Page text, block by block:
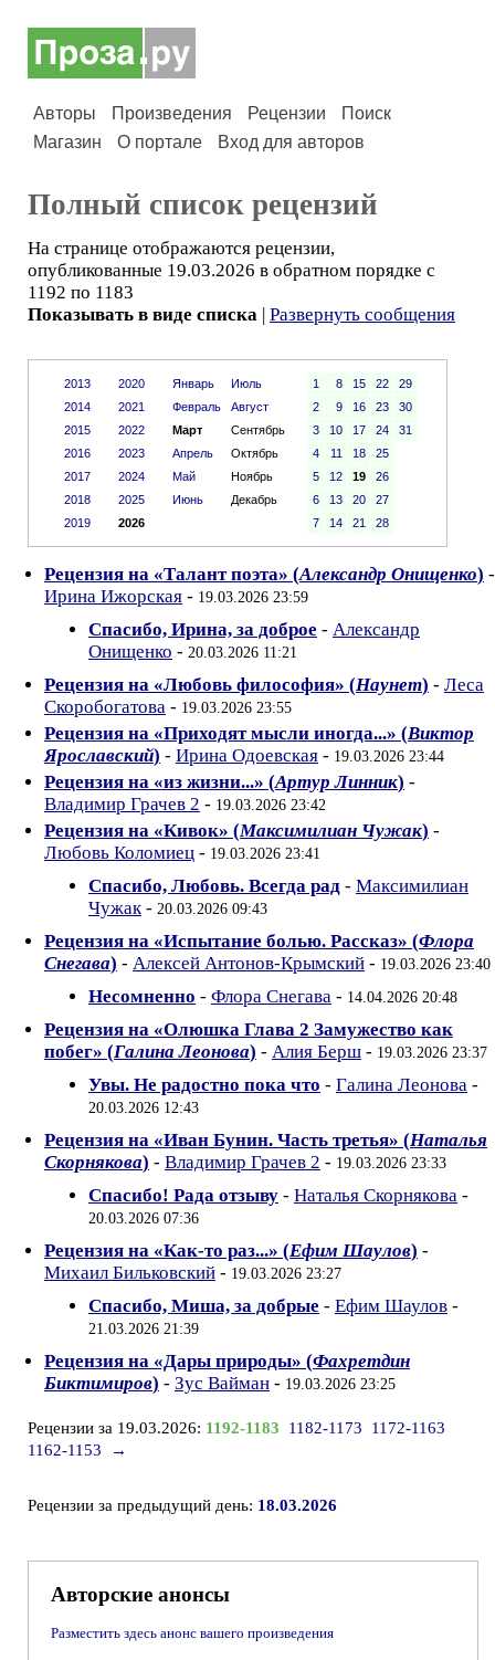
Авторы Произведения Рецензии
Поиск
Магазин
О портале Вход для авторов
Полный список рецензий
На странице отображаются рецензии,
опубликованные 19.03.2026 в обратном порядке с
1192 по 1183
Показывать в виде списка | Развернуть сообщения
2013
2014
2015
2016
2017
2018
2019
2020
2021
2022
2023
2024
2025
2026
Январь
Июль
Февраль
Август
Март
Сентябрь
Апрель
Октябрь
Май
Ноябрь
Июнь
Декабрь
1 8 15 22
29
2
9 16 23
30
3
10 17 24
31
4
11 18
25
5
12 19
26
6
13 20
27
7
14 21 28
Рецензия на «Талант поэта» (Александр Онищенко) -
Ирина Ижорская - 19.03.2026 23:59
Спасибо, Ирина, за доброе - Александр
Онищенко - 20.03.2026 11:21
Рецензия на «Любовь философия» (Наунет) - Леса
Скоробогатова - 19.03.2026 23:55
Рецензия на «Приходят мысли иногда...» (Виктор
Ярославский) - Ирина Одоевская - 19.03.2026 23:44
Рецензия на «из жизни...» (Артур Линник) -
Владимир Грачев 2 - 19.03.2026 23:42
Рецензия на «Кивок» (Максимилиан Чужак) -
Любовь Коломиец - 19.03.2026 23:41
Спасибо, Любовь. Всегда рад - Максимилиан
Чужак- 20.03.2026 09:43
Рецензия на «Испытание болью. Рассказ» (Флора
Снегава) - Алексей Антонов-Крымский - 19.03.2026 23:40
Несомненно - Флора Снегава - 14.04.2026 20:48
Рецензия на «Олюшка Глава 2 Замужество как
побег» (Галина Леонова) - Алия Берш - 19.03.2026 23:37
Увы. Не радостно пока что - Галина Леонова -
20.03.2026 12:43
Рецензия на «Иван Бунин. Часть третья» (Наталья
Скорнякова) - Владимир Грачев 2 - 19.03.2026 23:33
Спасибо! Рада отзыву - Наталья Скорнякова -
20.03.2026 07:36
Рецензия на «Как-то раз...» (Ефим Шаулов) -
Михаил Бильковский - 19.03.2026 23:27
Спасибо, Миша, за добрые - Ефим Шаулов -
21.03.2026 21:39
Рецензия на «Дары природы» (Фахретдин
Биктимиров) - Зус Вайман - 19.03.2026 23:25
Рецензии за 19.03.2026: 1192-1183 1182-1173
1172-1163
1162-1153
→
Рецензии за предыдущий день: 18.03.2026
Авторские анонсы
Разместить здесь анонс вашего произведения